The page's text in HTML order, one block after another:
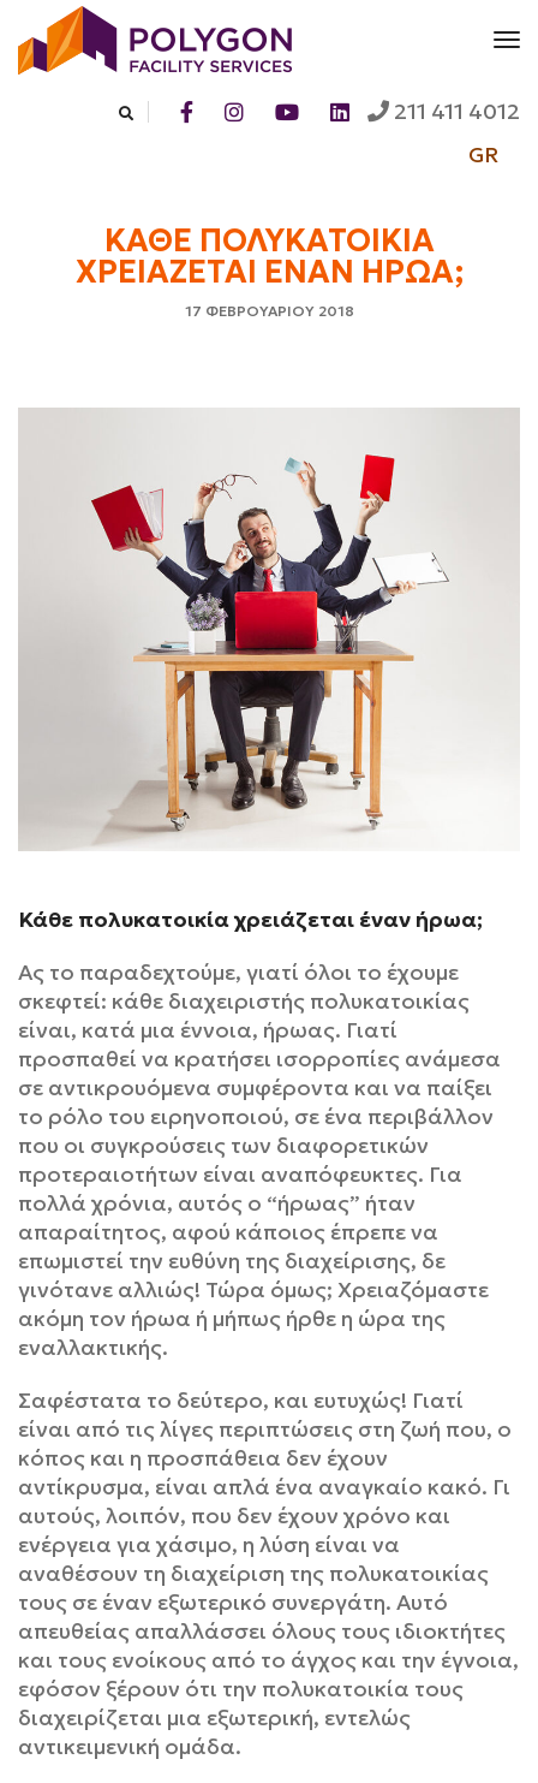
Search
211 411 4012
GR
πολυκατοικία
ήρωα;
ΚΑΘΕ ΠΟΛΥΚΑΤΟΙΚΙΑ
ΧΡΕΙΑΖΕΤΑΙ ΕΝΑΝ ΗΡΩΑ;
17 ΦΕΒΡΟΥΑΡΙΟΥ 2018
Κάθε πολυκατοικία χρειάζεται έναν ήρωα;
Ας το παραδεχτούμε, γιατί όλοι το έχουμε
σκεφτεί: κάθε διαχειριστής πολυκατοικίας
είναι, κατά μια έννοια, ήρωας. Γιατί
προσπαθεί να κρατήσει ισορροπίες ανάμεσα
σε αντικρουόμενα συμφέροντα και να παίξει
το ρόλο του ειρηνοποιού, σε ένα περιβάλλον
που οι συγκρούσεις των διαφορετικών
προτεραιοτήτων είναι αναπόφευκτες. Για
πολλά χρόνια, αυτός ο “ήρωας” ήταν
απαραίτητος, αφού κάποιος έπρεπε να
επωμιστεί την ευθύνη της διαχείρισης, δε
γινότανε αλλιώς! Τώρα όμως; Χρειαζόμαστε
ακόμη τον ήρωα ή μήπως ήρθε η ώρα της
εναλλακτικής.
Σαφέστατα το δεύτερο, και ευτυχώς! Γιατί
είναι από τις λίγες περιπτώσεις στη ζωή που, ο
κόπος και η προσπάθεια δεν έχουν
αντίκρυσμα, είναι απλά ένα αναγκαίο κακό. Γι
αυτούς, λοιπόν, που δεν έχουν χρόνο και
ενέργεια για χάσιμο, η λύση είναι να
αναθέσουν τη διαχείριση της πολυκατοικίας
τους σε έναν εξωτερικό συνεργάτη. Αυτό
απευθείας απαλλάσσει όλους τους ιδιοκτήτες
και τους ενοίκους από το άγχος και την έγνοια,
εφόσον ξέρουν ότι την πολυκατοικία τους
διαχειρίζεται μια εξωτερική, εντελώς
αντικειμενική ομάδα.